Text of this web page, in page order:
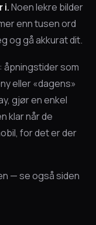
i.Noen lekre bilder
enn tusen ord
og gå akkurat dit.
åpningstider som
eller «dagens»
gjør en enkel
klar når de
for det er der
— se også siden